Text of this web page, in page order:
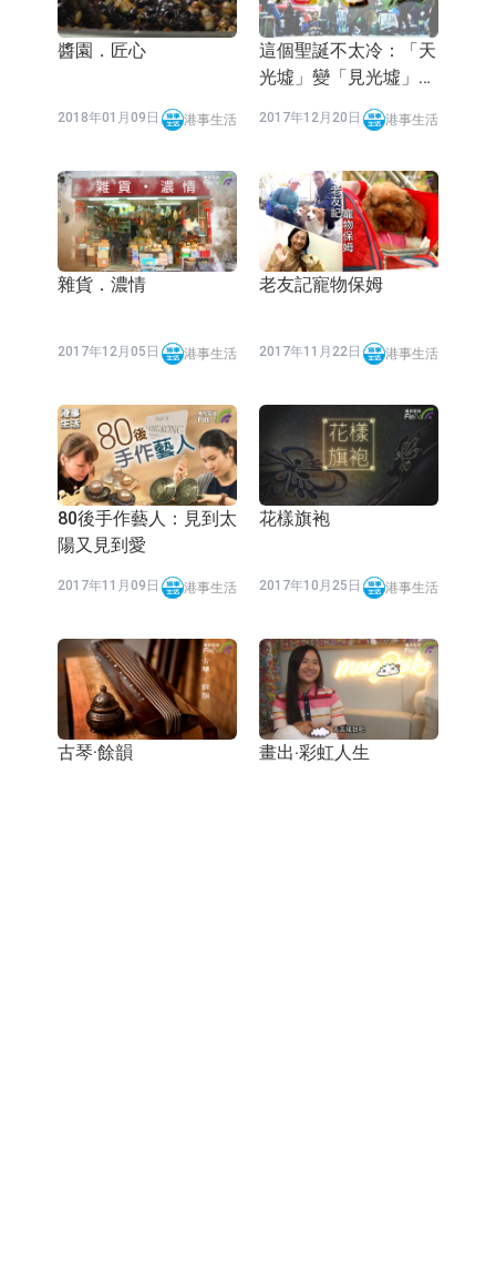
醬園．匠心
2018年01月09日 港事生活
這個聖誕不太冷：「天
光墟」變「見光墟」深
水埗基層重投陽光互助
2017年12月20日 港事生活
雜貨．濃情
2017年12月05日 港事生活
老友記寵物保姆
2017年11月22日 港事生活
80後手作藝人：見到太
陽又見到愛
2017年11月09日 港事生活
花樣旗袍
2017年10月25日 港事生活
古琴·餘韻 畫出‧彩虹人生